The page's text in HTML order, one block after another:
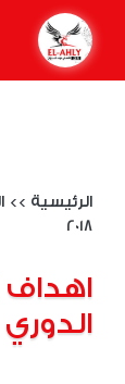
الرئيسية >>
2018
اهداف